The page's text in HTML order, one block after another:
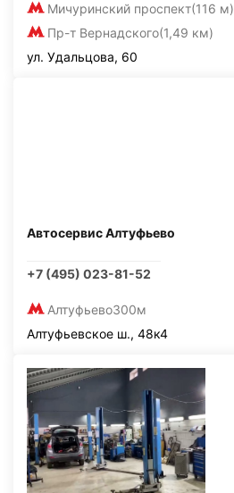
Мичуринский проспект(116 м)
Пр-т Вернадского(1,49 км)
ул. Удальцова, 60
Автосервис Алтуфьево
+7 (495) 023-81-52
Алтуфьево300м
Алтуфьевское ш., 48к4